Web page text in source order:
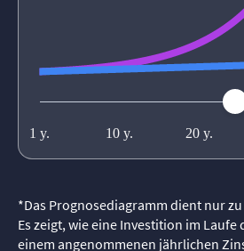
*Das Prognosediagramm dient nur
Es zeigt, wie eine Investition im
einem angenommenen jährlichen